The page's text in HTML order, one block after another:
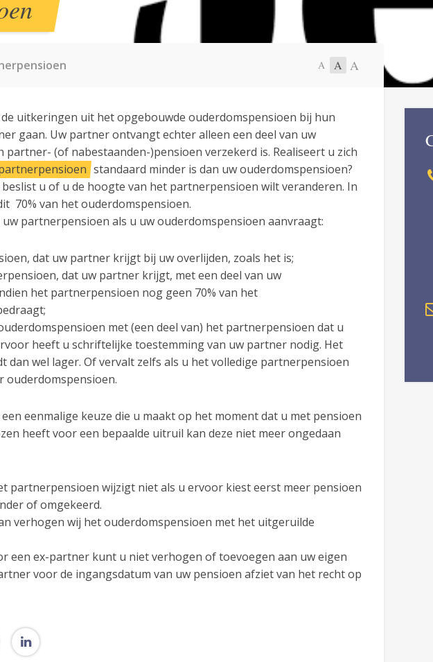
A A A
uitkeringen uit het opgebouwde ouderdomspensioen bij hun
gaan. Uw partner ontvangt echter alleen een deel van uw
partner- (of nabestaanden-)pensioen verzekerd is. Realiseert u zich
standaard minder is dan uw ouderdomspensioen?
u of u de hoogte van het partnerpensioen wilt veranderen. In
70% van het ouderdomspensioen.
partnerpensioen als u uw ouderdomspensioen aanvraagt:
dat uw partner krijgt bij uw overlijden, zoals het is;
dat uw partner krijgt, met een deel van uw
het partnerpensioen nog geen 70% van het
met (een deel van) het partnerpensioen dat u
heeft u schriftelijke toestemming van uw partner nodig. Het
dan wel lager. Of vervalt zelfs als u het volledige partnerpensioen
eenmalige keuze die u maakt op het moment dat u met pensioen
heeft voor een bepaalde uitruil kan deze niet meer ongedaan
partnerpensioen wijzigt niet als u ervoor kiest eerst meer pensioen
of omgekeerd.
verhogen wij het ouderdomspensioen met het uitgeruilde
een ex-partner kunt u niet verhogen of toevoegen aan uw eigen
voor de ingangsdatum van uw pensioen afziet van het recht op